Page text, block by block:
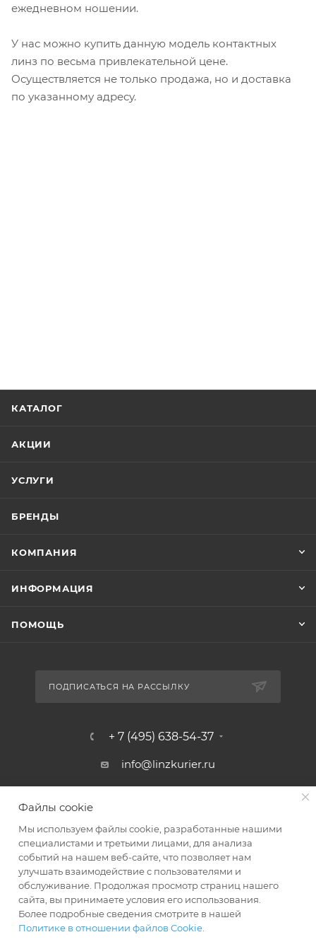
ежедневном ношении.
У нас можно купить данную модель контактных
линз по весьма привлекательной цене.
Осуществляется не только продажа, но и доставка
по указанному адресу.
КАТАЛОГ
АКЦИИ
УСЛУГИ
БРЕНДЫ
КОМПАНИЯ
ИНФОРМАЦИЯ
ПОМОЩЬ
ПОДПИСАТЬСЯ НА РАССЫЛКУ
+ 7 (495) 638-54-37
info@linzkurier.ru
Файлы cookie
Мы используем файлы cookie, разработанные нашими
специалистами и третьими лицами, для анализа
событий на нашем веб-сайте, что позволяет нам
улучшать взаимодействие с пользователями и
обслуживание. Продолжая просмотр страниц нашего
сайта, вы принимаете условия его использования.
Более подробные сведения смотрите в нашей
Политике в отношении файлов Cookie